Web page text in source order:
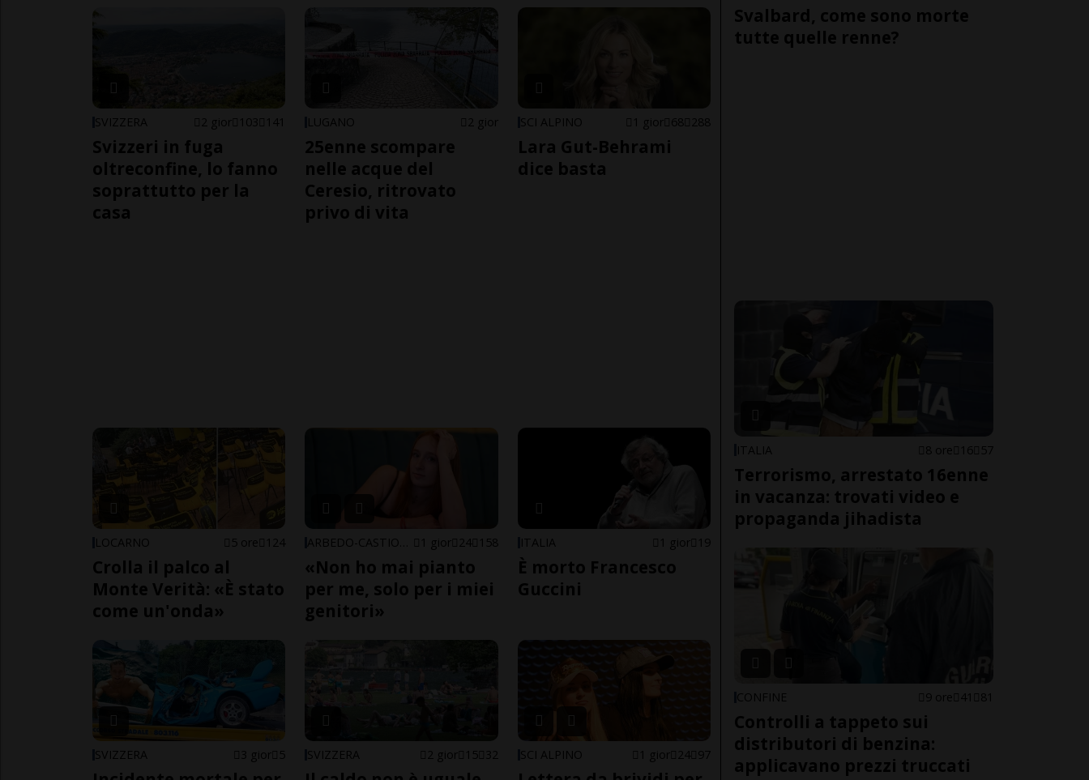
SVIZZERA 2 gior 103 141
Svizzeri in fuga
oltreconfine, lo fanno
soprattutto per la
casa
LUGANO 2 gior
25enne scompare
nelle acque del
Ceresio, ritrovato
privo di vita
SCI ALPINO 1 gior 68 288
Lara Gut-Behrami
dice basta
LOCARNO 5 ore 124
Crolla il palco al
Monte Verità: «È stato
come un'onda»
1 gior 24 158
«Non ho mai pianto
per me, solo per i miei
genitori»
ITALIA 1 gior 19
È morto Francesco
Guccini
SVIZZERA 3 gior 5 SVIZZERA 2 gior 15 32 SCI ALPINO 1 gior 24 97
Svalbard, come sono morte
tutte quelle renne?
ITALIA 8 ore 16 57
Terrorismo, arrestato 16enne
in vacanza: trovati video e
propaganda jihadista
CONFINE 9 ore 41 81
Controlli a tappeto sui
distributori di benzina:
applicavano prezzi truccati